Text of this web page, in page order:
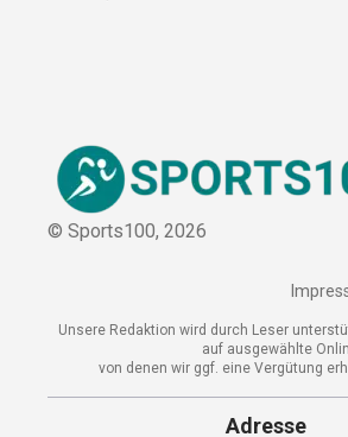
© Sports100, 2026
Unsere Redaktion wird durch Leser
auf ausgewählte
von denen wir ggf. eine Vergütung
Adresse